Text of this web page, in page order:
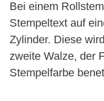
Bei einem
Stempeltext auf
Zylinder. Diese
zweite Walze, der
Stempelfarbe